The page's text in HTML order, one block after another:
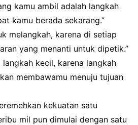
kamu ambil adalah langkah
kamu berada sekarang.”
melangkah, karena di setiap
yang menanti untuk dipetik.”
langkah kecil, karena langkah
membawamu menuju tujuan
kekuatan satu
mil pun dimulai dengan satu